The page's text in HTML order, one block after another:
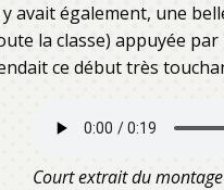
y avait également, une
la classe) appuyée
ce début très
Court extrait du